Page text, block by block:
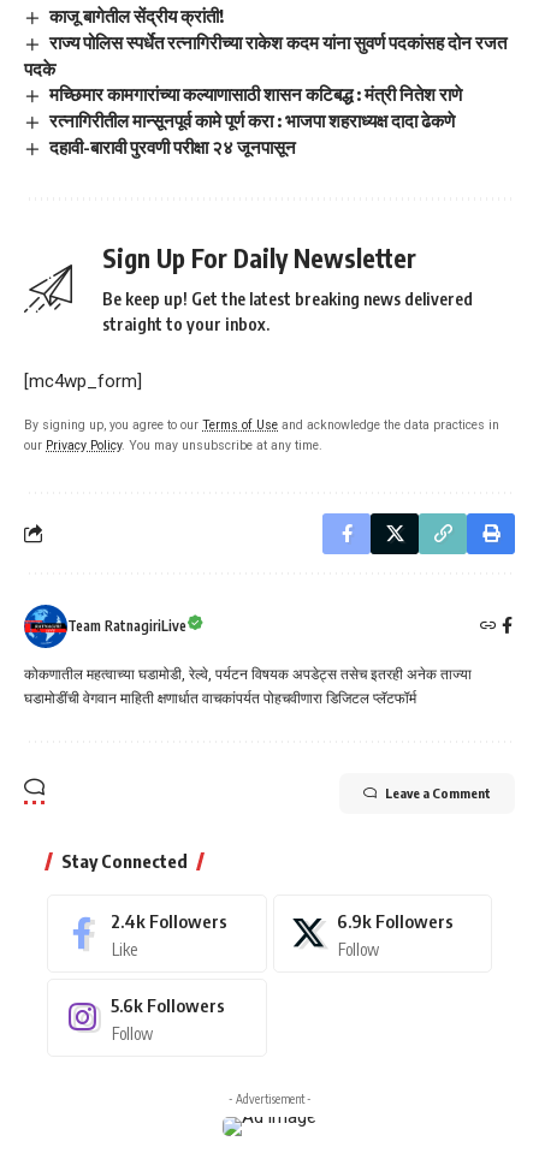
काजू बागेतील सेंद्रीय क्रांती!
राज्य पोलिस स्पर्धेत रत्नागिरीच्या राकेश कदम यांना सुवर्ण पदकांसह दोन रजत
पदके
मच्छिमार कामगारांच्या कल्याणासाठी शासन कटिबद्ध : मंत्री नितेश राणे
रत्नागिरीतील मान्सूनपूर्व कामे पूर्ण करा : भाजपा शहराध्यक्ष दादा ढेकणे
दहावी-बारावी पुरवणी परीक्षा २४ जूनपासून
Sign Up For Daily Newsletter
Be keep up! Get the latest breaking news delivered
straight to your inbox.
[mc4wp_form]
By signing up, you agree to our Terms of Use and acknowledge the data practices in
our Privacy Policy. You may unsubscribe at any time.
Team RatnagiriLive
कोकणातील महत्वाच्या घडामोडी, रेल्वे, पर्यटन विषयक अपडेट्स तसेच इतरही अनेक ताज्या
घडामोडींची वेगवान माहिती क्षणार्धात वाचकांपर्यत पोहचवीणारा डिजिटल प्लॅटफॉर्म
Leave a Comment
Stay Connected
2.4k Followers
Like
6.9k Followers
Follow
5.6k Followers
Follow
- Advertisement -